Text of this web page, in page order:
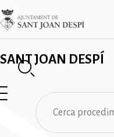
Vés
al
contingut
SANT JOAN DESPÍ
Imatge
✕
Cerca